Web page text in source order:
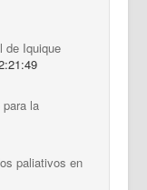
de Iquique
la
paliativos en